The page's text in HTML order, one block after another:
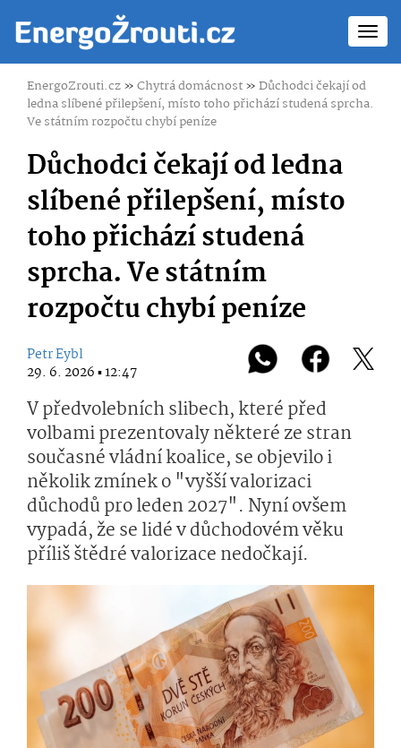
EnergoZrouti.cz»Chytrá domácnost»Důchodci čekají od
ledna slíbené přilepšení, místo toho přichází studená sprcha.
Ve státním rozpočtu chybí peníze
Důchodci čekají od ledna
slíbené přilepšení, místo
toho přichází studená
sprcha. Ve státním
rozpočtu chybí peníze
Petr Eybl
29. 6. 2026 ▪ 12:47
V předvolebních slibech, které před
volbami prezentovaly některé ze stran
současné vládní koalice, se objevilo i
několik zmínek o "vyšší valorizaci
důchodů pro leden 2027". Nyní ovšem
vypadá, že se lidé v důchodovém věku
příliš štědré valorizace nedočkají.